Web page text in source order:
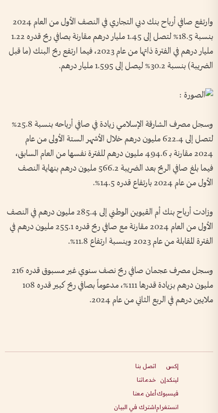
وارتفع صافي أرباح بنك دبي التجاري في النصف الأول من العام 2024
بنسبة 18.5% لتصل إلى 1.45 مليار درهم مقارنة بصافي ربح قدره 1.22
مليار درهم في الفترة ذاتها من عام 2023، فيما ارتفع ربح البنك (ما قبل
الضريبة) بنسبة 30.2% ليصل إلى 1.595 مليار درهم.
وسجل مصرف الشارقة الإسلامي زيادة في صافي أرباحه بنسبة 25.8%
لتصل إلى 622.4 مليون درهم خلال الأشهر الستة الأولى من عام
2024 مقارنة بـ 494.6 مليون درهم للفترة نفسها من العام السابق،
فيما بلغ صافي الربح بعد الضريبة 566.2 مليون درهم بنهاية النصف
الأول من عام 2024 بارتفاع قدره 14.5%.
وزادت أرباح بنك أم القيوين الوطني إلى 285.4 مليون درهم في النصف
الأول من العام 2024 مقارنة مع صافي ربح قدره 255.1 مليون درهم في
الفترة المقابلة من عام 2023 وبنسبة ارتفاع 11.8%.
وسجل مصرف عجمان صافي ربح نصف سنوي غير مسبوق قدره 216
مليون درهم بزيادة قدرها 111%، مدعوماً بصافي ربح كبير قدره 108
ملايين درهم في الربع الثاني من عام 2024.
إكس
لينكدإن
فيسبوك
انستغرام
اتصل بنا
خدماتنا
أعلن معنا
اشترك في البيان